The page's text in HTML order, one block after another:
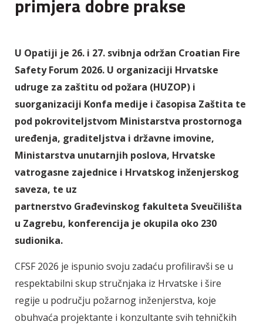
primjera dobre prakse
U Opatiji je 26. i 27. svibnja održan Croatian Fire
Safety Forum 2026. U organizaciji Hrvatske
udruge za zaštitu od požara (HUZOP) i
suorganizaciji Konfa medije i časopisa Zaštita te
pod pokroviteljstvom Ministarstva prostornoga
uređenja, graditeljstva i državne imovine,
Ministarstva unutarnjih poslova, Hrvatske
vatrogasne zajednice i Hrvatskog inženjerskog
saveza, te uz
partnerstvo Građevinskog fakulteta Sveučilišta
u Zagrebu, konferencija je okupila oko 230
sudionika.
CFSF 2026 je ispunio svoju zadaću profiliravši se u
respektabilni skup stručnjaka iz Hrvatske i šire
regije u području požarnog inženjerstva, koje
obuhvaća projektante i konzultante svih tehničkih